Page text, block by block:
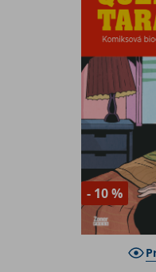
- 10 %